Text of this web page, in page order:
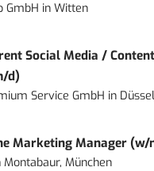
GmbH inWitten
Social Media /
d)
Service GmbH in
Marketing Manager (w/
Montabaur, München